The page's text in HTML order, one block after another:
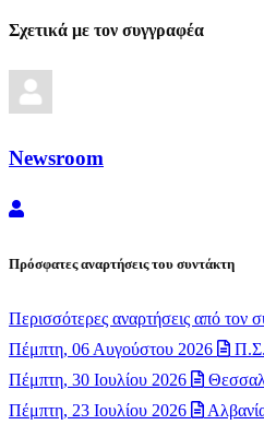
Σχετικά με τον συγγραφέα
Newsroom
Newsroom
Πρόσφατες αναρτήσεις του συντάκτη
Περισσότερες αναρτήσεις από τον
Πέμπτη, 06 Αυγούστου 2026
Πέμπτη, 30 Ιουλίου 2026
Πέμπτη, 23 Ιουλίου 2026